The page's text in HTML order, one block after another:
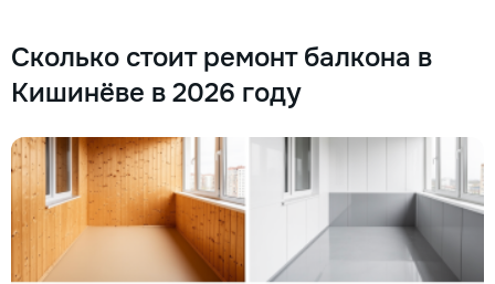
Сколько стоит ремонт балкона в
Кишинёве в 2026 году